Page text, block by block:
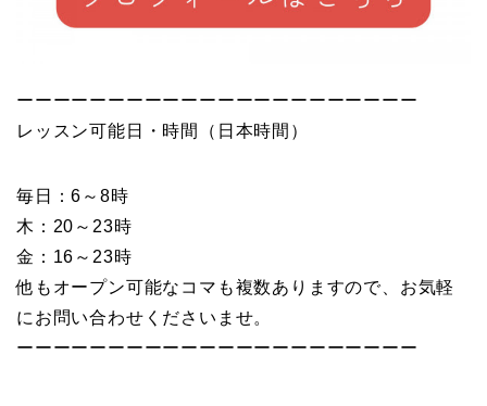
ーーーーーーーーーーーーーーーーーーーーーー
レッスン可能日・時間（日本時間）
毎日：6～8時
木：20～23時
金：16～23時
他もオープン可能なコマも複数ありますので、 お気軽
にお問い合わせくださいませ。
ーーーーーーーーーーーーーーーーーーーーーー